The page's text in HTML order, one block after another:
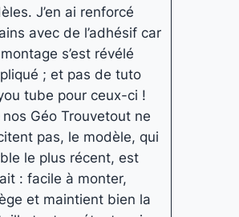
J’en ai renforcé
avec de l’adhésif car
s’est révélé
; et pas de tuto
tube pour ceux-ci !
nos Géo Trouvetout ne
pas, le modèle, qui
le plus récent, est
: facile à monter,
et maintient bien la